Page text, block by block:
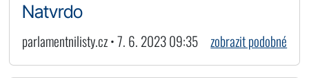
Natvrdo
parlamentnilisty.cz • 7. 6. 2023 09:35 zobrazit podobné